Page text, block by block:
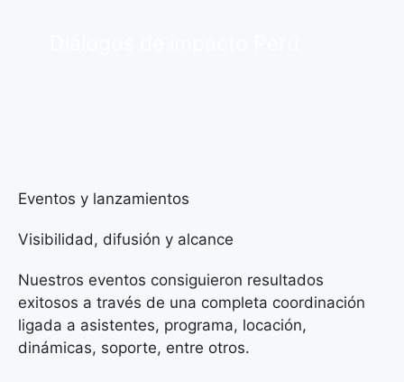
Eventos y lanzamientos
Visibilidad, difusión y alcance
Nuestros eventos consiguieron resultados
exitosos a través de una completa coordinación
ligada a asistentes, programa, locación,
dinámicas, soporte, entre otros.